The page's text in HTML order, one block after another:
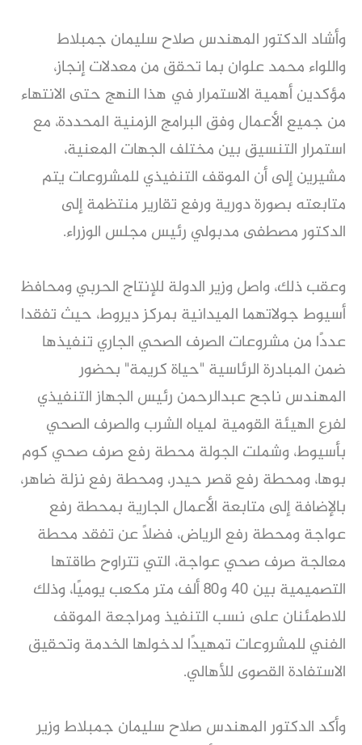
وأشاد الدكتور المهندس صلاح سليمان جمبلاط
واللواء محمد علوان بما تحقق من معدلات إنجاز،
مؤكدين أهمية الاستمرار في هذا النهج حتى الانتهاء
من جميع الأعمال وفق البرامج الزمنية المحددة، مع
استمرار التنسيق بين مختلف الجهات المعنية،
مشيرين إلى أن الموقف التنفيذي للمشروعات يتم
متابعته بصورة دورية ورفع تقارير منتظمة إلى
الدكتور مصطفى مدبولي رئيس مجلس الوزراء.
وعقب ذلك، واصل وزير الدولة للإنتاج الحربي ومحافظ
أسيوط جولاتهما الميدانية بمركز ديروط، حيث تفقدا
عددًا من مشروعات الصرف الصحي الجاري تنفيذها
ضمن المبادرة الرئاسية "حياة كريمة" بحضور
المهندس ناجح عبدالرحمن رئيس الجهاز التنفيذي
لفرع الهيئة القومية لمياه الشرب والصرف الصحي
بأسيوط، وشملت الجولة محطة رفع صرف صحي كوم
بوها، ومحطة رفع قصر حيدر، ومحطة رفع نزلة ضاهر،
بالإضافة إلى متابعة الأعمال الجارية بمحطة رفع
عواجة ومحطة رفع الرياض، فضلًا عن تفقد محطة
معالجة صرف صحي عواجة، التي تتراوح طاقتها
التصميمية بين 40 و80 ألف متر مكعب يوميًا، وذلك
للاطمئنان على نسب التنفيذ ومراجعة الموقف
الفني للمشروعات تمهيدًا لدخولها الخدمة وتحقيق
الاستفادة القصوى للأهالي.
وأكد الدكتور المهندس صلاح سليمان جمبلاط وزير